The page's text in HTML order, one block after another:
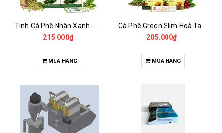
215.000₫
MUA HÀNG
205.000₫
MUA HÀNG